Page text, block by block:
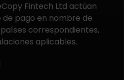
Fintech Ltd actúan
pago en nombre de
correspondientes,
aplicables.